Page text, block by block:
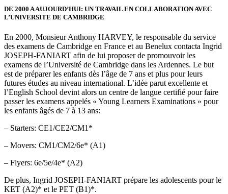
DE 2000 A AUJOURD’HUI: UN TRAVAIL EN COLLABORATION AVEC
L’UNIVERSITE DE CAMBRIDGE
En 2000, Monsieur Anthony HARVEY, le responsable du service
des examens de Cambridge en France et au Benelux contacta Ingrid
JOSEPH-FANIART afin de lui proposer de promouvoir les
examens de l’Université de Cambridge dans les Ardennes. Le but
est de préparer les enfants dès l’âge de 7 ans et plus pour leurs
futures études au niveau international. L’idée parut excellente et
l’English School devint alors un centre de langue certifié pour faire
passer les examens appelés « Young Learners Examinations » pour
les enfants âgés de 7 à 13 ans:
– Starters: CE1/CE2/CM1*
– Movers: CM1/CM2/6e* (A1)
– Flyers: 6e/5e/4e* (A2)
De plus, Ingrid JOSEPH-FANIART prépare les adolescents pour le
KET (A2)* et le PET (B1)*.